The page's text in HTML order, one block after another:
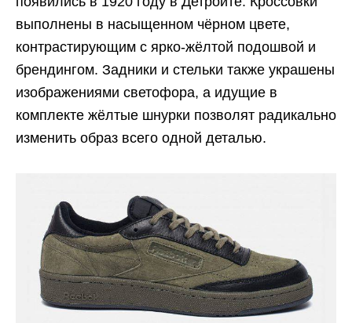
выполнены в насыщенном чёрном цвете,
контрастирующим с ярко-жёлтой подошвой и
брендингом. Задники и стельки также украшены
изображениями светофора, а идущие в
комплекте жёлтые шнурки позволят радикально
изменить образ всего одной деталью.